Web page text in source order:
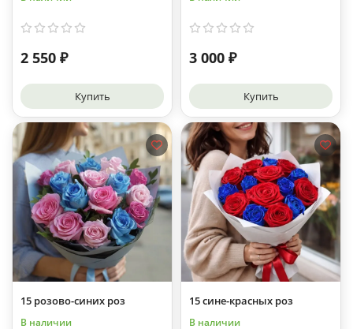
2 550 ₽
Купить
3 000 ₽
Купить
15 розово-синих роз
В наличии
15 сине-красных роз
В наличии